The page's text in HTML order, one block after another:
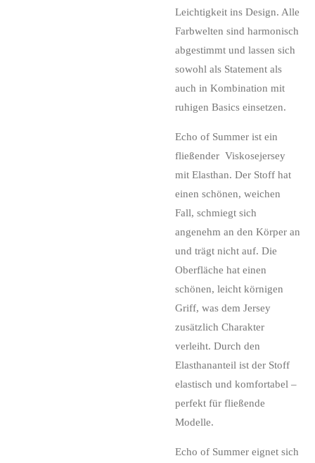
Leichtigkeit ins Design. Alle
Farbwelten sind harmonisch
abgestimmt und lassen sich
sowohl als Statement als
auch in Kombination mit
ruhigen Basics einsetzen.
Echo of Summer ist ein
fließender Viskosejersey
mit Elasthan. Der Stoff hat
einen schönen, weichen
Fall, schmiegt sich
angenehm an den Körper an
und trägt nicht auf. Die
Oberfläche hat einen
schönen, leicht körnigen
Griff, was dem Jersey
zusätzlich Charakter
verleiht. Durch den
Elasthananteil ist der Stoff
elastisch und komfortabel –
perfekt für fließende
Modelle.
Echo of Summer eignet sich